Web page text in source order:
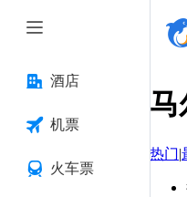
酒店
机票
火车票
马
热门|